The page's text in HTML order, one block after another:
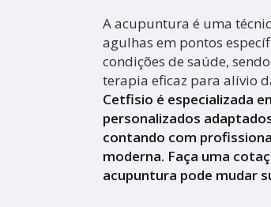
A acupuntura é uma
agulhas em pontos
condições de saúde,
terapia eficaz para alívio
Cetfisio é especializada
personalizados
contando com
moderna. Faça uma
acupuntura pode mudar